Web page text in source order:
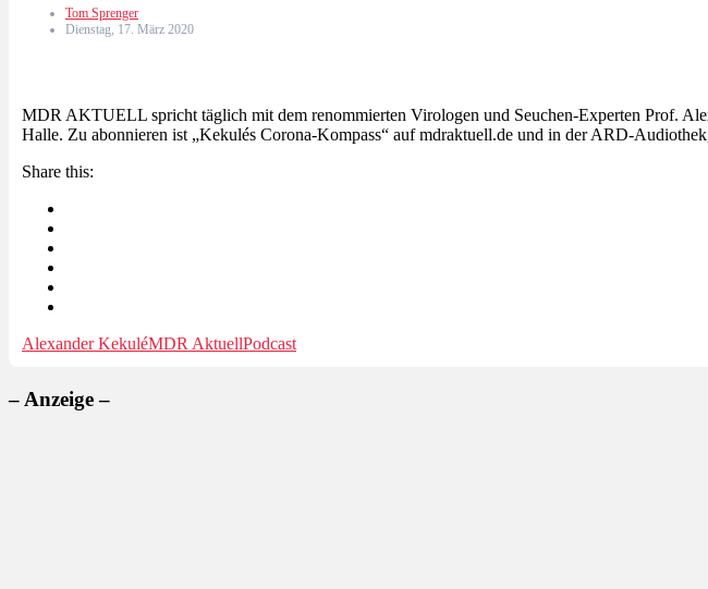
Tom Sprenger
Dienstag, 17. März 2020
MDR AKTUELL spricht täglich mit dem renommierten Virologen und Seuchen-Experten Prof.
Halle. Zu abonnieren ist „Kekulés Corona-Kompass“ auf mdraktuell.de und in der ARD-
Share this:
Alexander KekuléMDR AktuellPodcast
– Anzeige –